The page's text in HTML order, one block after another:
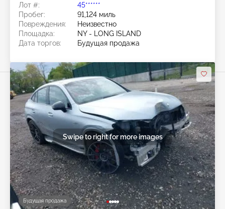
Лот #:
45******
Пробег:
91,124 миль
Повреждения:
Неизвестно
Площадка:
NY - LONG ISLAND
Дата торгов:
Будущая продажа
Будущая продажа
Swipe to right for more images